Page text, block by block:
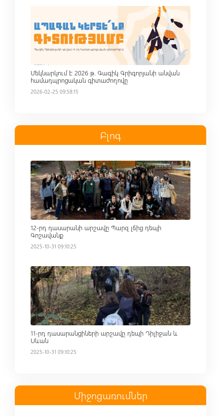
Մեկնարկում է 2026 թ. Գագիկ Գրիգորյանի անվան
համադպրոցական գիտաժողովը
2026-02-25 09:58:15
Բլոգ
Read more
12-րդ դասարանի արշավը Պարզ լճից դեպի
Գոշավանք
2025-10-31 09:10:25
Read more
11-րդ դասարանցիների արշավը դեպի Դիլիջան և
Սևան
2025-10-31 09:10:25
Միջոցառումներ